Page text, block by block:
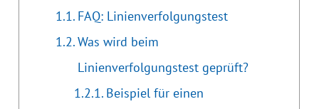
FAQ: Linienverfolgungstest
Was wird beim
Linienverfolgungstest geprüft?
Beispiel für einen